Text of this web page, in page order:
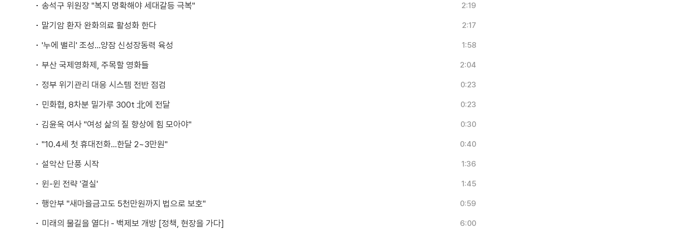
송석구 위원장 "복지 명확해야 세대갈등 극복" 2:19
말기암 환자 완화의료 활성화 한다 2:17
'누에 밸리' 조성…양잠 신성장동력 육성 1:58
부산 국제영화제, 주목할 영화들 2:04
정부 위기관리 대응 시스템 전반 점검 0:23
민화협, 8차분 밀가루 300t 北에 전달 0:23
김윤옥 여사 "여성 삶의 질 향상에 힘 모아야" 0:30
"10.4세 첫 휴대전화…한달 2~3만원" 0:40
설악산 단풍 시작 1:36
윈-윈 전략 '결실' 1:45
행안부 "새마을금고도 5천만원까지 법으로 보호" 0:59
미래의 물길을 열다! - 백제보 개방 [정책, 현장을 가다] 6:00